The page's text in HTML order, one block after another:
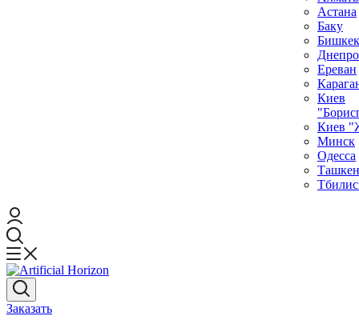
Астана
Баку
Бишкек
Ереван
Киев
Киев
Минск
Одесса
Заказать